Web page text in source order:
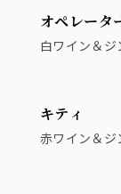
オペレータ
白ワイン＆
キティ
赤ワイン＆ジ